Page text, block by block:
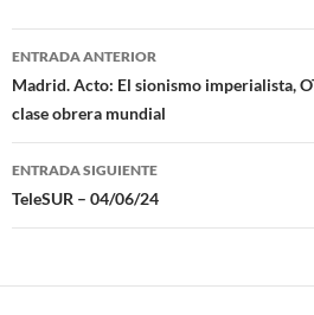
Navegación
de
entradas
ENTRADA ANTERIOR
Madrid. Acto: El sionismo imperialista,
clase obrera mundial
ENTRADA SIGUIENTE
TeleSUR – 04/06/24